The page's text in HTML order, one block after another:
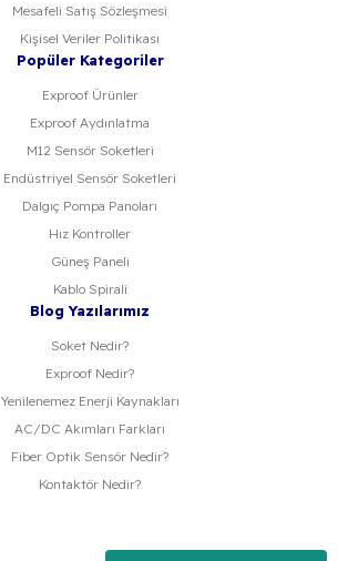
Mesafeli Satış Sözleşmesi
Kişisel Veriler Politikası
Popüler Kategoriler
Exproof Ürünler
Exproof Aydınlatma
M12 Sensör Soketleri
Endüstriyel Sensör Soketleri
Dalgıç Pompa Panoları
Hız Kontroller
Güneş Paneli
Kablo Spirali
Blog Yazılarımız
Soket Nedir?
Exproof Nedir?
Yenilenemez Enerji Kaynakları
AC/DC Akımları Farkları
Fiber Optik Sensör Nedir?
Kontaktör Nedir?